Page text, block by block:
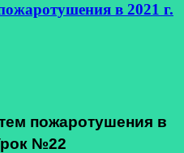
в 2021 г.
пожаротушения в
№22